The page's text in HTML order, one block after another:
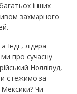
інших
захмарного
лідера
ми про сучасну
Ноллівуд,
стежимо за
Чи